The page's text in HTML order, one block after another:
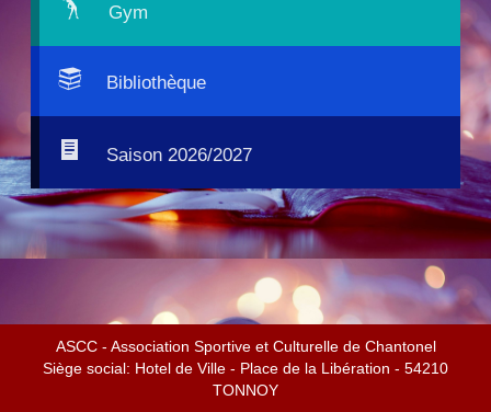
Gym
Bibliothèque
Saison 2026/2027
ASCC - Association Sportive et Culturelle de Chantonel
Siège social: Hotel de Ville - Place de la Libération - 54210
TONNOY